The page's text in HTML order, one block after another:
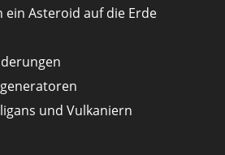
ein Asteroid auf die Erde
und Vulkaniern